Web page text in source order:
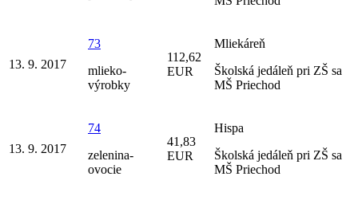
13. 9. 2017
73
mlieko-
výrobky
112,62
EUR
Mliekáreň
Školská jedáleň pri ZŠ sa
MŠ Priechod
13. 9. 2017
74
zelenina-
ovocie
41,83
EUR
Hispa
Školská jedáleň pri ZŠ sa
MŠ Priechod